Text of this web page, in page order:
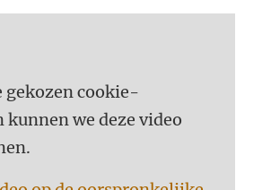
gekozen cookie-
we deze video